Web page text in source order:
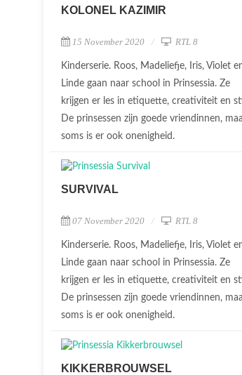
KOLONEL KAZIMIR
15 November 2020 RTL 8
Kinderserie. Roos, Madeliefje, Iris, Violet
Linde gaan naar school in Prinsessia. Ze
krijgen er les in etiquette, creativiteit en
De prinsessen zijn goede vriendinnen,
soms is er ook onenigheid.
SURVIVAL
07 November 2020 RTL 8
Kinderserie. Roos, Madeliefje, Iris, Violet
Linde gaan naar school in Prinsessia. Ze
krijgen er les in etiquette, creativiteit en
De prinsessen zijn goede vriendinnen,
soms is er ook onenigheid.
KIKKERBROUWSEL